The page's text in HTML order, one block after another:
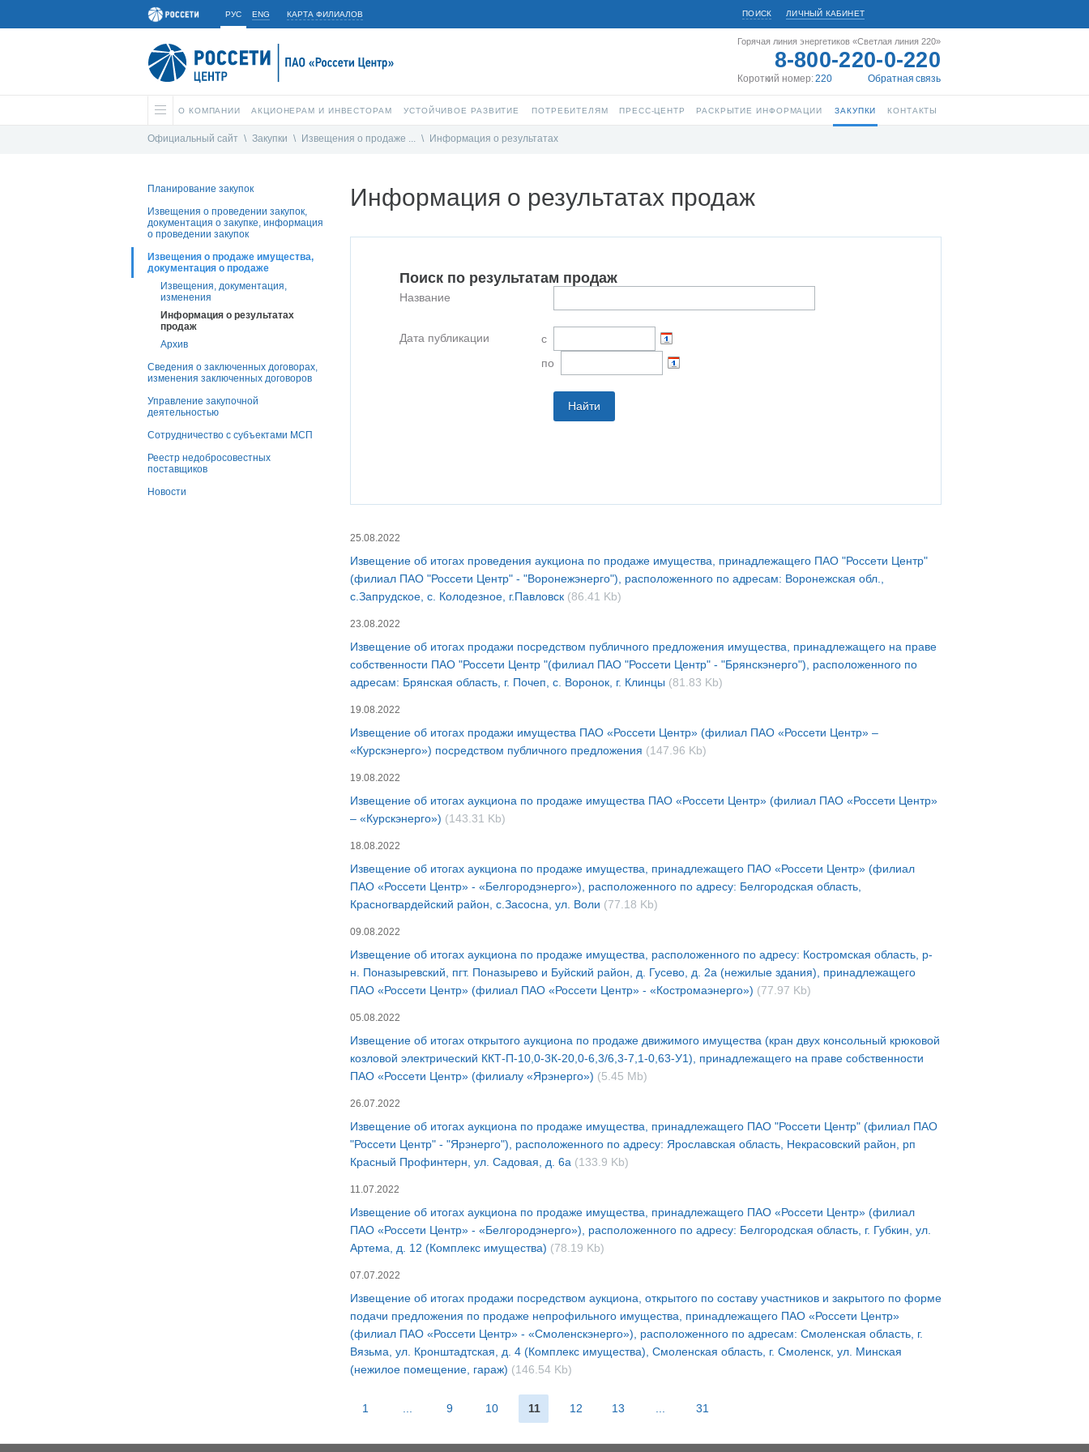
РУС ENG КАРТА ФИЛИАЛОВ ЛИЧНЫЙ КАБИНЕТ
ПОИСК
Горячая линия энергетиков «Светлая линия 220»
8-800-220-0-220
Короткий номер:220 Обратная связь
О КОМПАНИИ АКЦИОНЕРАМ И ИНВЕСТОРАМ УСТОЙЧИВОЕ РАЗВИТИЕ ПОТРЕБИТЕЛЯМ ПРЕСС-ЦЕНТР РАСКРЫТИЕ ИНФОРМАЦИИ ЗАКУПКИ КОНТАКТЫ
Официальный сайт \ Закупки \ Извещения о продаже ... \ Информация о результатах
Планирование закупок
Извещения о проведении закупок,
документация о закупке, информация
о проведении закупок
Извещения о продаже имущества,
документация о продаже
Извещения, документация,
изменения
Информация о результатах
продаж
Архив
Сведения о заключенных договорах,
изменения заключенных договоров
Управление закупочной
деятельностью
Сотрудничество с субъектами МСП
Реестр недобросовестных
поставщиков
Новости
Информация о результатах продаж
Поиск по результатам продаж
Название
Дата публикации
с
по
25.08.2022
Извещение об итогах проведения аукциона по продаже имущества, принадлежащего ПАО "Россети Центр"
(филиал ПАО "Россети Центр" - "Воронежэнерго"), расположенного по адресам: Воронежская обл.,
с.Запрудское, с. Колодезное, г.Павловск (86.41 Kb)
23.08.2022
Извещение об итогах продажи посредством публичного предложения имущества, принадлежащего на праве
собственности ПАО "Россети Центр "(филиал ПАО "Россети Центр" - "Брянскэнерго"), расположенного по
адресам: Брянская область, г. Почеп, с. Воронок, г. Клинцы (81.83 Kb)
19.08.2022
Извещение об итогах продажи имущества ПАО «Россети Центр» (филиал ПАО «Россети Центр» –
«Курскэнерго») посредством публичного предложения (147.96 Kb)
19.08.2022
Извещение об итогах аукциона по продаже имущества ПАО «Россети Центр» (филиал ПАО «Россети Центр»
– «Курскэнерго») (143.31 Kb)
18.08.2022
Извещение об итогах аукциона по продаже имущества, принадлежащего ПАО «Россети Центр» (филиал
ПАО «Россети Центр» - «Белгородэнерго»), расположенного по адресу: Белгородская область,
Красногвардейский район, с.Засосна, ул. Воли (77.18 Kb)
09.08.2022
Извещение об итогах аукциона по продаже имущества, расположенного по адресу: Костромская область, р-
н. Поназыревский, пгт. Поназырево и Буйский район, д. Гусево, д. 2а (нежилые здания), принадлежащего
ПАО «Россети Центр» (филиал ПАО «Россети Центр» - «Костромаэнерго») (77.97 Kb)
05.08.2022
Извещение об итогах открытого аукциона по продаже движимого имущества (кран двух консольный крюковой
козловой электрический ККТ-П-10,0-3К-20,0-6,3/6,3-7,1-0,63-У1), принадлежащего на праве собственности
ПАО «Россети Центр» (филиалу «Ярэнерго») (5.45 Mb)
26.07.2022
Извещение об итогах аукциона по продаже имущества, принадлежащего ПАО "Россети Центр" (филиал ПАО
"Россети Центр" - "Ярэнерго"), расположенного по адресу: Ярославская область, Некрасовский район, рп
Красный Профинтерн, ул. Садовая, д. 6а (133.9 Kb)
11.07.2022
Извещение об итогах аукциона по продаже имущества, принадлежащего ПАО «Россети Центр» (филиал
ПАО «Россети Центр» - «Белгородэнерго»), расположенного по адресу: Белгородская область, г. Губкин, ул.
Артема, д. 12 (Комплекс имущества) (78.19 Kb)
07.07.2022
Извещение об итогах продажи посредством аукциона, открытого по составу участников и закрытого по форме
подачи предложения по продаже непрофильного имущества, принадлежащего ПАО «Россети Центр»
(филиал ПАО «Россети Центр» - «Смоленскэнерго»), расположенного по адресам: Смоленская область, г.
Вязьма, ул. Кронштадтская, д. 4 (Комплекс имущества), Смоленская область, г. Смоленск, ул. Минская
(нежилое помещение, гараж) (146.54 Kb)
1 ... 9 10 11 12 13 ... 31